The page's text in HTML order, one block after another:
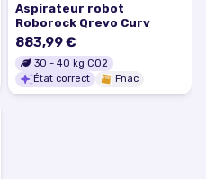
Aspirateur robot
Roborock Qrevo Curv
883,99 €
30 - 40 kg CO2
État correct
Fnac